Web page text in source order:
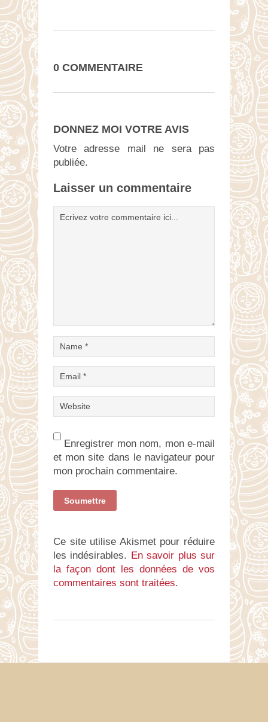
0 COMMENTAIRE
DONNEZ MOI VOTRE AVIS
Votre adresse mail ne sera pas
publiée.
Laisser un commentaire
Enregistrer mon nom, mon e-mail
et mon site dans le navigateur pour
mon prochain commentaire.
Ce site utilise Akismet pour réduire
les indésirables. En savoir plus sur
la façon dont les données de vos
commentaires sont traitées.